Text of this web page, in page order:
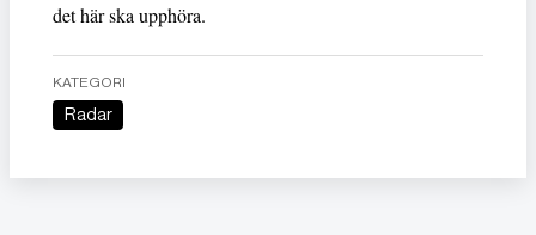
det här ska upphöra.
KATEGORI
Radar